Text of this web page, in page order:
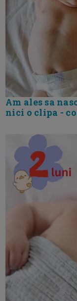
Am ales sa
nici o clipa -